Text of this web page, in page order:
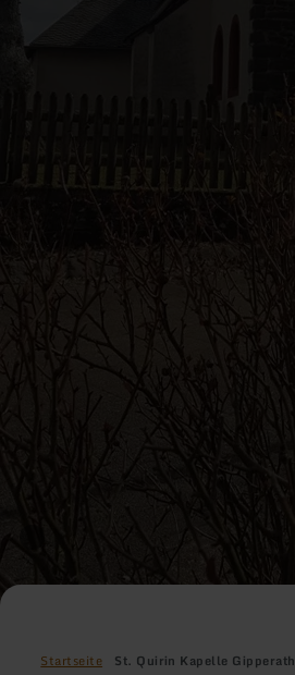
Startseite St. Quirin Kapelle Gipperath